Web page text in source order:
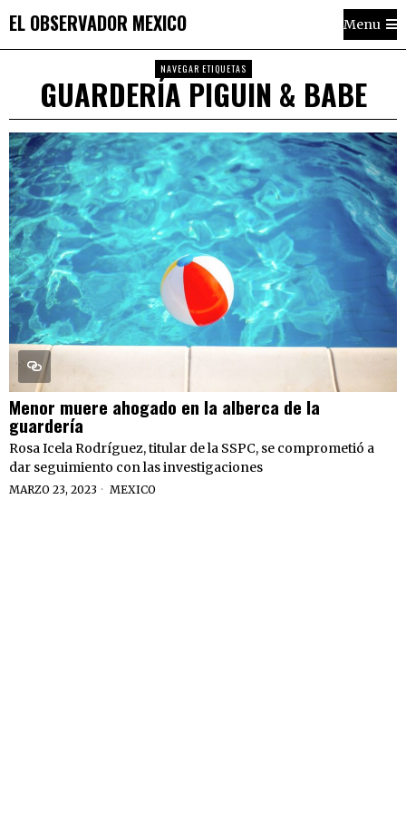
EL OBSERVADOR MEXICO Menu
NAVEGAR ETIQUETAS
GUARDERÍA PIGUIN & BABE
Menor muere ahogado en la alberca de la
guardería
Rosa Icela Rodríguez, titular de la SSPC, se comprometió a
dar seguimiento con las investigaciones
MARZO 23, 2023 MEXICO